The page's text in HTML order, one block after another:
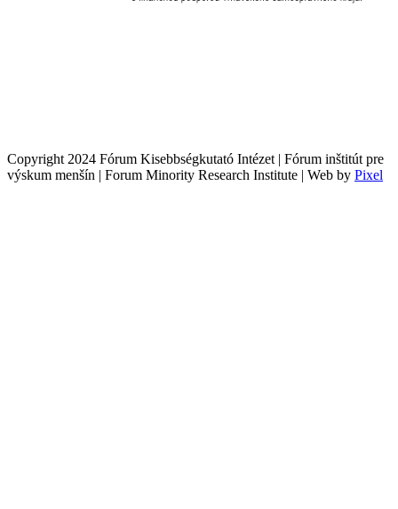
Copyright 2024 Fórum Kisebbségkutató Intézet | Fórum inštitút pre
výskum menšín | Forum Minority Research Institute | Web by Pixel